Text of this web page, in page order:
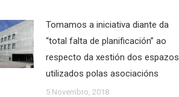
Tomamos a iniciativa diante da
“total falta de planificación” ao
respecto da xestión dos espazos
utilizados polas asociacións
5 Novembro, 2018